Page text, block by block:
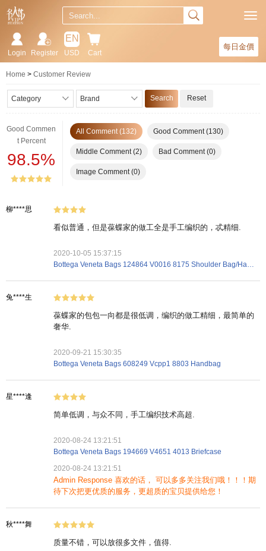
每日金價
Cart
EN
USD
Register
Login
Home Customer Review
Category Brand Search Reset
Good Commen
t Percent
98.5%
All Comment (132) Good Comment (130)
Middle Comment (2) Bad Comment (0)
Image Comment (0)
柳****思
看似普通，但是葆蝶家的做工全是手工编织的，忒精细.
2020-10-05 15:37:15
Bottega Veneta Bags 124864 V0016 8175 Shoulder Bag/Handbag
兔****生
葆蝶家的包包一向都是很低调，编织的做工精细，最简单的
奢华.
2020-09-21 15:30:35
Bottega Veneta Bags 608249 Vcpp1 8803 Handbag
星****逢
简单低调，与众不同，手工编织技术高超.
2020-08-24 13:21:51
Bottega Veneta Bags 194669 V4651 4013 Briefcase
2020-08-24 13:21:51
Admin Response 喜欢的话， 可以多多关注我们哦！！！期
待下次把更优质的服务，更超质的宝贝提供给您！
秋****舞
质量不错，可以放很多文件，值得.